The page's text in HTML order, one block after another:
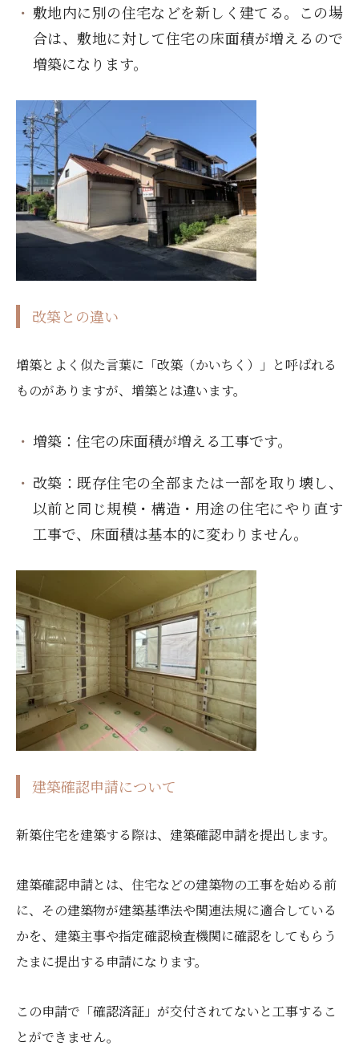
敷地内に別の住宅などを新しく建てる。この場
合は、敷地に対して住宅の床面積が増えるので
増築になります。
改築との違い
増築とよく似た言葉に「改築（かいちく）」と呼ばれる
ものがありますが、増築とは違います。
増築：住宅の床面積が増える工事です。
改築：既存住宅の全部または一部を取り壊し、
以前と同じ規模・構造・用途の住宅にやり直す
工事で、床面積は基本的に変わりません。
建築確認申請について
新築住宅を建築する際は、建築確認申請を提出します。
建築確認申請とは、住宅などの建築物の工事を始める前
に、その建築物が建築基準法や関連法規に適合している
かを、建築主事や指定確認検査機関に確認をしてもらう
たまに提出する申請になります。
この申請で「確認済証」が交付されてないと工事するこ
とができません。